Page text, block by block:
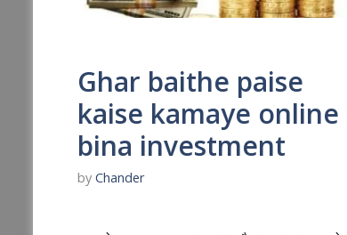
Ghar baithe paise
kaise kamaye online
bina investment
byChander